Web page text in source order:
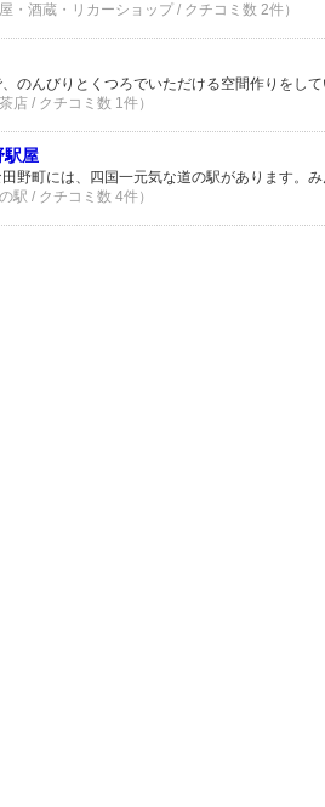
屋・酒蔵・リカーショップ / クチコミ数 2件）
のんびりとくつろでいただける空間作りをし
店 / クチコミ数 1件）
駅屋
田野町には、四国一元気な道の駅があります。
駅 / クチコミ数 4件）